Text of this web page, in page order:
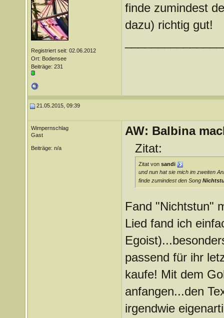
Registriert seit: 02.06.2012
Ort: Bodensee
Beiträge: 231
finde zumindest
dazu) richtig gut!
21.05.2015, 09:39
Wimpernschlag
Gast
Beiträge: n/a
AW: Balbina
Zitat:
Zitat von sandi
und nun hat sie mich im zweiten
finde zumindest den Song
Fand "Nichtstun"
Lied fand ich
passend für ihr
kaufe! Mit dem
anfangen...den
irgendwie